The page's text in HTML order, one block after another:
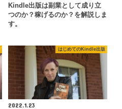
Kindle出版は副業として成り立
つのか？稼げるのか？を解説しま
す。
はじめてのKindle出版
2022.1.23